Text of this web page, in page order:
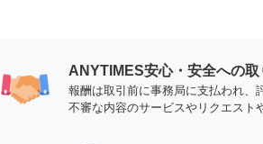
ANYTIMES安心・安全への取
報酬は取引前に事務局に支払われ、
不審な内容のサービスやリクエスト